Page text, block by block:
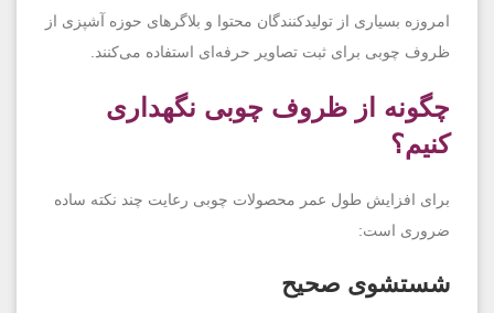
امروزه بسیاری از تولیدکنندگان محتوا و بلاگرهای حوزه آشپزی از
ظروف چوبی برای ثبت تصاویر حرفه‌ای استفاده می‌کنند.
چگونه از ظروف چوبی نگهداری
کنیم؟
برای افزایش طول عمر محصولات چوبی رعایت چند نکته ساده
ضروری است:
شستشوی صحیح